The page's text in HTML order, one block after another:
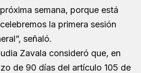
semana, porque está
la primera sesión
señaló.
Zavala consideró que, en
de 90 días del artículo 105 de